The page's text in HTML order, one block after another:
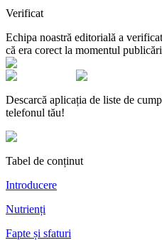
Verificat
Echipa noastră editorială a
că era corect la momentul
Descarcă aplicația de liste de
telefonul tău!
Tabel de conținut
Introducere
Nutrienți
Fapte și sfaturi